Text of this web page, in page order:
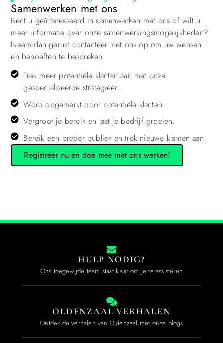
Samenwerken met ons
Bent u geïnteresseerd in samenwerken met ons of wilt u
meer informatie over onze samenwerkingsmogelijkheden?
Neem dan gerust contacteer met ons op om uw wensen
en behoeften te bespreken.
Trek meer potentiële klanten aan met onze
gespecialiseerde strategieën.
Word opgemerkt door potentiële klanten.
Vergroot je bereik en laat je bedrijf groeien.
Bereik een breder publiek en trek nieuwe klanten aan.
Registreer nu en doe mee met ons werken!
HULP NODIG?
Ons toegewijde team staat klaar om je te assisteren
OLDENZAAL VERHALEN
Ontdek de verhalen van Oldenzaal met onze blogs